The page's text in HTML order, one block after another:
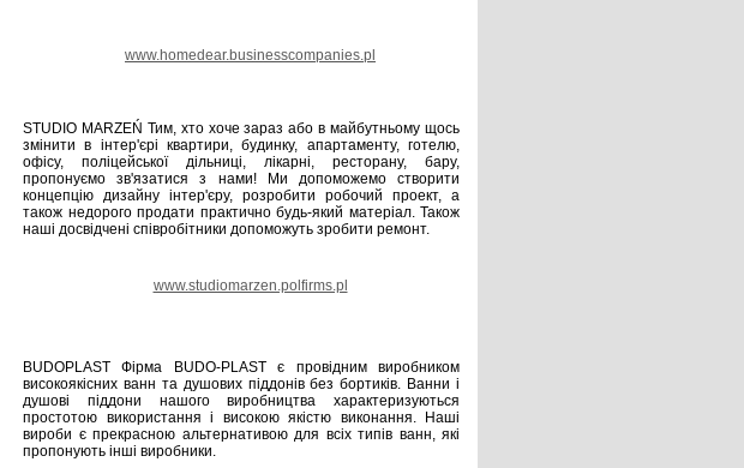
www.homedear.businesscompanies.pl
STUDIO MARZEŃ Тим, хто хоче зараз або в майбутньому щось
змінити в інтер'єрі квартири, будинку, апартаменту, готелю,
офісу, поліцейської дільниці, лікарні, ресторану, бару,
пропонуємо зв'язатися з нами! Ми допоможемо створити
концепцію дизайну інтер'єру, розробити робочий проект, а
також недорого продати практично будь-який матеріал. Також
наші досвідчені співробітники допоможуть зробити ремонт.
www.studiomarzen.polfirms.pl
BUDOPLAST Фірма BUDO-PLAST є провідним виробником
високоякісних ванн та душових піддонів без бортиків. Ванни і
душові піддони нашого виробництва характеризуються
простотою використання і високою якістю виконання. Наші
вироби є прекрасною альтернативою для всіх типів ванн, які
пропонують інші виробники.